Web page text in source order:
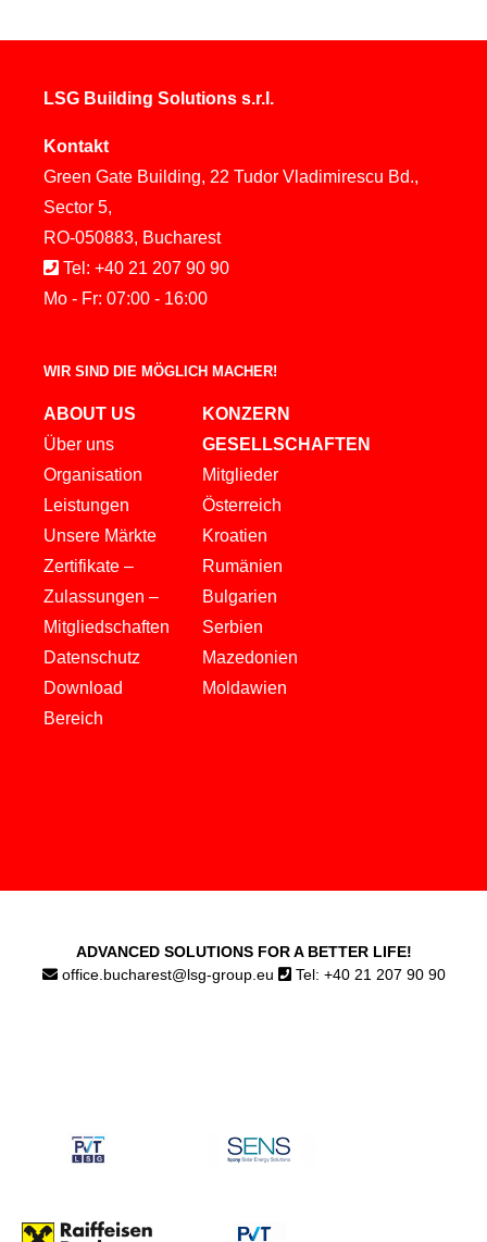
LSG Building Solutions s.r.l.
Kontakt
Green Gate Building, 22 Tudor Vladimirescu Bd.,
Sector 5,
RO-050883, Bucharest
Tel: +40 21 207 90 90
Mo - Fr: 07:00 - 16:00
WIR SIND DIE MÖGLICH MACHER!
ABOUT US
Über uns
Organisation
Leistungen
Unsere Märkte
Zertifikate –
Zulassungen –
Mitgliedschaften
Datenschutz
Download
Bereich
KONZERN
GESELLSCHAFTEN
Mitglieder
Österreich
Kroatien
Rumänien
Bulgarien
Serbien
Mazedonien
Moldawien
ADVANCED SOLUTIONS FOR A BETTER LIFE!
office.bucharest@lsg-group.eu
Tel: +40 21 207 90 90